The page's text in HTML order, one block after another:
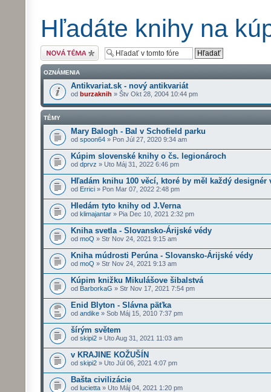
Hľadáte knihy na
Odoslať novú tému
OZNÁMENIA
Antikvariat.sk - nový antikvariát
od burzaknih » Štv Okt 28, 2004 10:44 pm
TÉMY
Mary Balogh - Bal v Schofield parku
od spoon64 » Pon Júl 27, 2020 9:34 am
Kúpim slovenské knihy o čs. legionároch
od dprvz » Uto Máj 31, 2022 6:46 pm
Hľadám knihu 100 věcí, ktoré by měl každý designér
od Errici » Pon Mar 07, 2022 2:48 pm
Hledám tyto knihy od J.Verna
od klimajantar » Pia Dec 10, 2021 2:32 pm
Kniha svetla - Slovansko-Árijské védy
od moQ » Str Nov 24, 2021 9:15 am
Kniha múdrosti Perúna - Slovansko-Árijské védy
od moQ » Str Nov 24, 2021 9:13 am
Kúpim knižku Mikulášove šibalstvá
od BarborkaG » Str Nov 17, 2021 7:54 pm
Enid Blyton - Slávna päťka
od andike » Sob Máj 15, 2010 7:37 pm
šírým světem
od skipi2 » Uto Aug 31, 2021 11:03 am
v KRAJINE KOŽUŠÍN
od skipi2 » Uto Júl 06, 2021 4:07 pm
Bašta civilizácie
od lucietta » Uto Máj 04, 2021 1:20 pm